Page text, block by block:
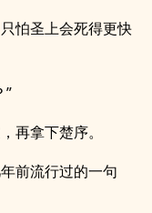
怕圣上会死得更快
”
再拿下楚序。
前流行过的一句